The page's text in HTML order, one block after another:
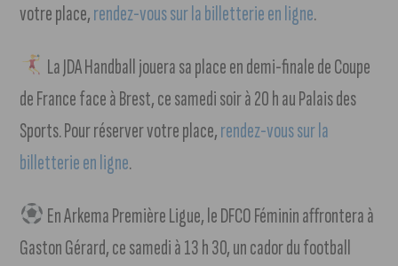
votre place,rendez-vous sur la billetterie en ligne.
La JDA Handball jouera sa place en demi-finale de Coupe
de France face à Brest, ce samedi soir à 20 h au Palais des
Sports. Pour réserver votre place,rendez-vous sur la
billetterie en ligne.
En Arkema Première Ligue, le DFCO Féminin affrontera à
Gaston Gérard, ce samedi à 13 h 30, un cador du football